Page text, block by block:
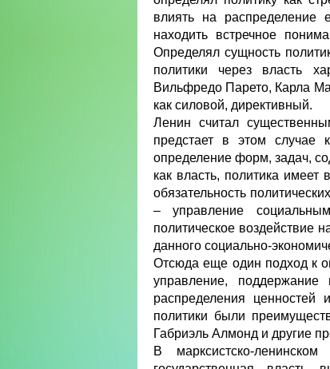
влиять на распределение
находить встречное
Определял сущность
политики через власть
Вильфредо Парето, Карла
как силовой, директивный.
Ленин считал
предстает в этом случае
определение форм, задач,
как власть, политика
обязательность
– управление
политическое воздействие
данного социально-
Отсюда еще один подход к
управление, поддержание
распределения
политики были
Габриэль Алмонд и другие
В марксистско-